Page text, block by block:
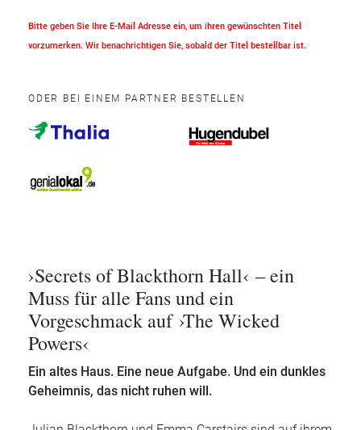
Bitte geben Sie Ihre E-Mail Adresse ein, um ihren gewünschten Titel
vorzumerken. Wir benachrichtigen Sie, sobald der Titel bestellbar ist.
ODER BEI EINEM PARTNER BESTELLEN
›Secrets of Blackthorn Hall‹ – ein
Muss für alle Fans und ein
Vorgeschmack auf ›The Wicked
Powers‹
Ein altes Haus. Eine neue Aufgabe. Und ein dunkles
Geheimnis, das nicht ruhen will.